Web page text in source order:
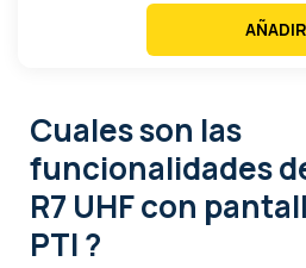
Cuales son las
funcionalidades
R7 UHF con
PTI ?